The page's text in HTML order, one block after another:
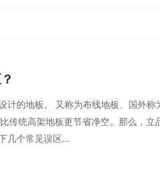
计的地板。 又称为布线地板、国外称
传统高架地板更节省净空。那么，立
几个常见误区...